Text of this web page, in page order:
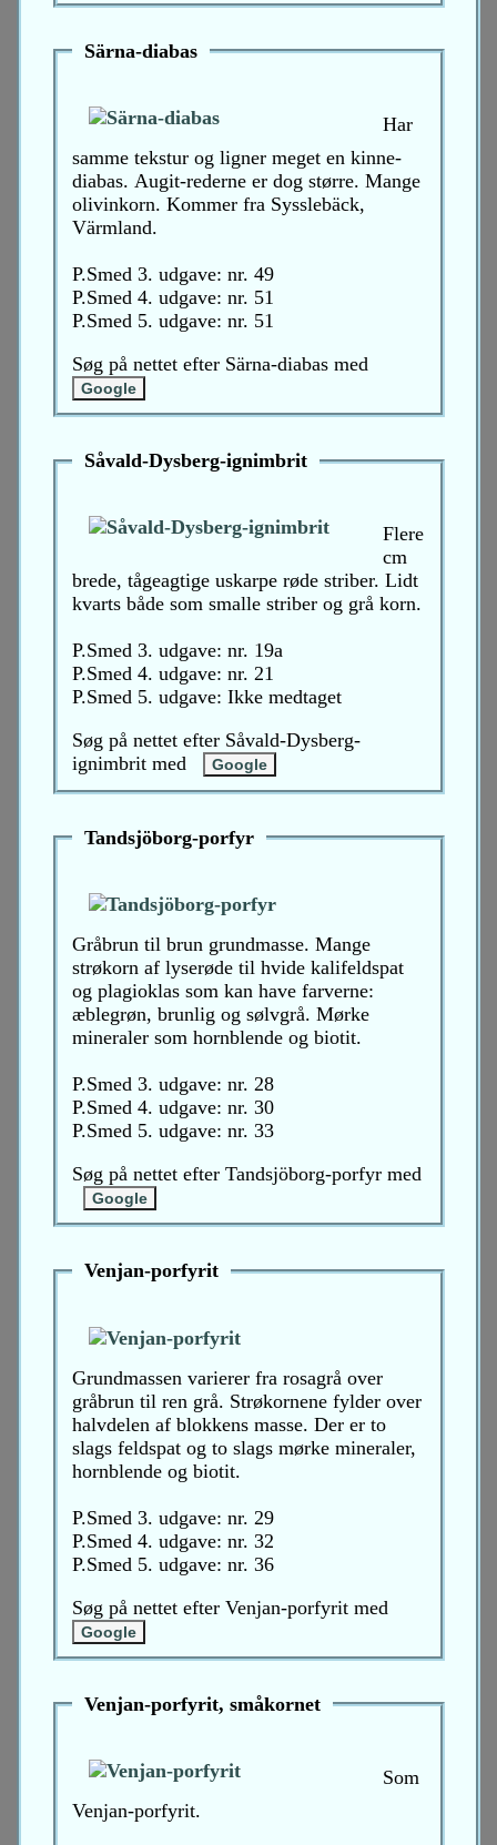
Särna-diabas
Har
samme tekstur og ligner meget en kinne-
diabas. Augit-rederne er dog større. Mange
olivinkorn. Kommer fra Sysslebäck,
Värmland.
P.Smed 3. udgave: nr. 49
P.Smed 4. udgave: nr. 51
P.Smed 5. udgave: nr. 51
Søg på nettet efter Särna-diabas med
Såvald-Dysberg-ignimbrit
Flere
cm
brede, tågeagtige uskarpe røde striber. Lidt
kvarts både som smalle striber og grå korn.
P.Smed 3. udgave: nr. 19a
P.Smed 4. udgave: nr. 21
P.Smed 5. udgave: Ikke medtaget
Søg på nettet efter Såvald-Dysberg-
ignimbrit med
Tandsjöborg-porfyr
Gråbrun til brun grundmasse. Mange
strøkorn af lyserøde til hvide kalifeldspat
og plagioklas som kan have farverne:
æblegrøn, brunlig og sølvgrå. Mørke
mineraler som hornblende og biotit.
P.Smed 3. udgave: nr. 28
P.Smed 4. udgave: nr. 30
P.Smed 5. udgave: nr. 33
Søg på nettet efter Tandsjöborg-porfyr med
Venjan-porfyrit
Grundmassen varierer fra rosagrå over
gråbrun til ren grå. Strøkornene fylder over
halvdelen af blokkens masse. Der er to
slags feldspat og to slags mørke mineraler,
hornblende og biotit.
P.Smed 3. udgave: nr. 29
P.Smed 4. udgave: nr. 32
P.Smed 5. udgave: nr. 36
Søg på nettet efter Venjan-porfyrit med
Venjan-porfyrit, småkornet
Som
Venjan-porfyrit.